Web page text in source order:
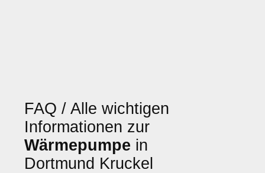
FAQ / Alle wichtigen
Informationen zur
Wärmepumpe in
Dortmund Kruckel